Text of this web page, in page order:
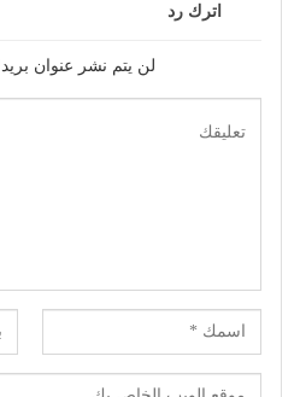
اترك رد
لن يتم نشر عنوان